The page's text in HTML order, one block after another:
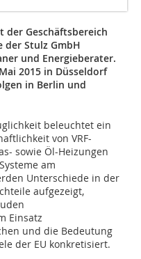
der Geschäftsbereich
der Stulz GmbH
und Energieberater.
2015 in Düsseldorf
in Berlin und
beleuchtet ein
von VRF-
sowie Öl-Heizungen
am
Unterschiede in der
aufgezeigt,
Einsatz
und die Bedeutung
der EU konkretisiert.